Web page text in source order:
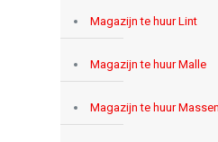
Magazijn te huur Lint
Magazijn te huur Malle
Magazijn te huur